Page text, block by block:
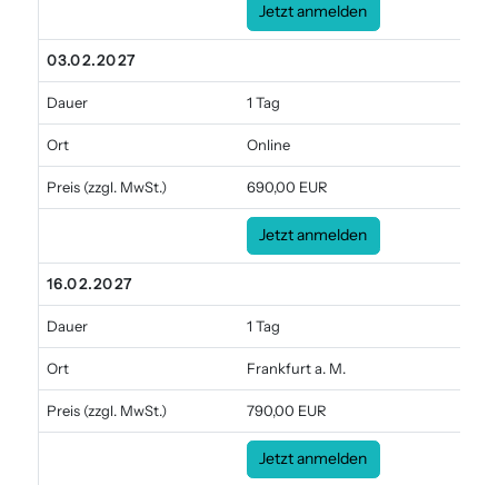
Jetzt anmelden
03.02.2027
Dauer 1 Tag
Ort Online
Preis (zzgl. MwSt.) 690,00 EUR
Jetzt anmelden
16.02.2027
Dauer 1 Tag
Ort Frankfurt a. M.
Preis (zzgl. MwSt.) 790,00 EUR
Jetzt anmelden